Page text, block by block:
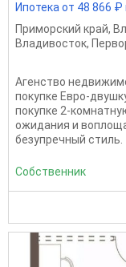
Ипотека от 48 866
Приморский край,
Владивосток,
Агенство
покупке Евро-
покупке 2-
ожидания и
безупречный стиль.
Собственник